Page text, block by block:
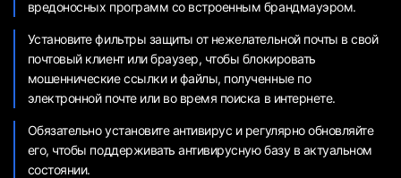
вредоносных программ со встроенным брандмауэром.
Установите фильтры защиты от нежелательной почты в свой
почтовый клиент или браузер, чтобы блокировать
мошеннические ссылки и файлы, полученные по
электронной почте или во время поиска в интернете.
Обязательно установите антивирус и регулярно обновляйте
его, чтобы поддерживать антивирусную базу в актуальном
состоянии.